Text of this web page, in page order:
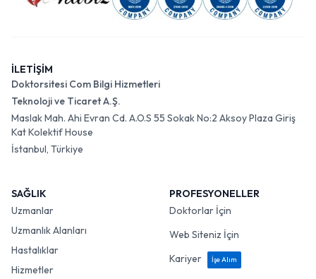
İLETİŞİM
Doktorsitesi Com Bilgi Hizmetleri
Teknoloji ve Ticaret A.Ş.
Maslak Mah. Ahi Evran Cd. A.O.S 55 Sokak No:2 Aksoy Plaza Giriş
Kat Kolektif House
İstanbul, Türkiye
SAĞLIK
Uzmanlar
Uzmanlık Alanları
Hastalıklar
Hizmetler
PROFESYONELLER
Doktorlar İçin
Web Siteniz İçin
Kariyer
İşe Alım